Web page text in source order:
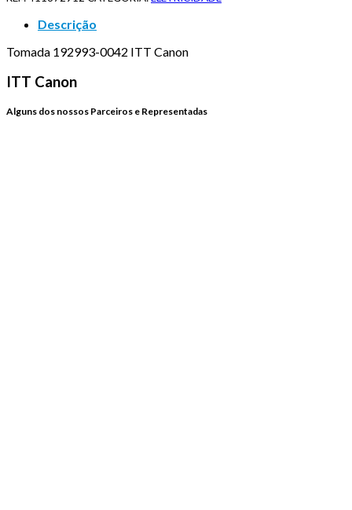
Descrição
Tomada 192993-0042 ITT Canon
ITT Canon
Alguns dos nossos Parceiros e Representadas